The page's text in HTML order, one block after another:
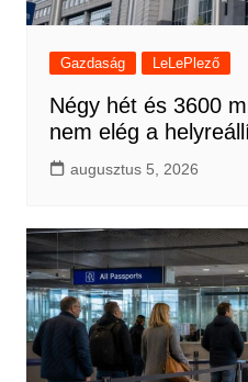
Gazdaság LeLePlező
Négy hét és 3600
nem elég a
augusztus 5, 2026